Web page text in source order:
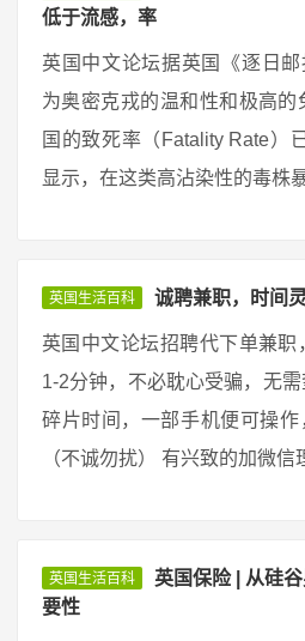
低于流感，率
英国中文论坛据英国《逐日
为奥密克戎的温和性和极高
国的致死率（Fatality Rate）
显示，在这类高沾染性的毒株
英国生活百科 诚聘兼职，时间
英国中文论坛招聘代下单兼
1-2分钟，不必耽心受骗，无
碎片时间，一部手机便可操作
（不诚勿扰） 有兴致的加微信
英国生活百科
英国保险 | 从硅
要性